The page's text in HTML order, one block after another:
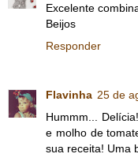
Excelente
Beijos
Responder
Flavinha 25 de
Hummm...
e molho de
sua receita! Uma